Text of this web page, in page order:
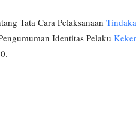
Tata Cara Pelaksanaan
Identitas Pelaku